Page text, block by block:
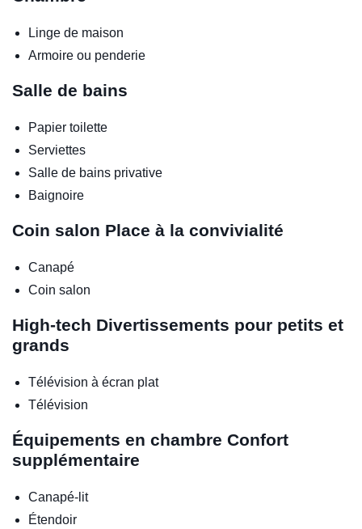
Linge de maison
Armoire ou penderie
Salle de bains
Papier toilette
Serviettes
Salle de bains privative
Baignoire
Coin salon Place à la convivialité
Canapé
Coin salon
High-tech Divertissements pour petits et
grands
Télévision à écran plat
Télévision
Équipements en chambre Confort
supplémentaire
Canapé-lit
Étendoir